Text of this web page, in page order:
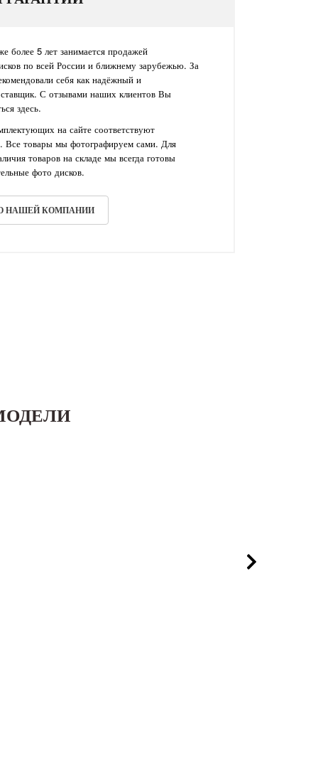
более 5 лет занимается продажей
по всей России и ближнему зарубежью. За
себя как надёжный и
С отзывами наших клиентов Вы
здесь.
на сайте соответствуют
Все товары мы фотографируем сами. Для
товаров на складе мы всегда готовы
фото дисков.
НАШЕЙ КОМПАНИИ